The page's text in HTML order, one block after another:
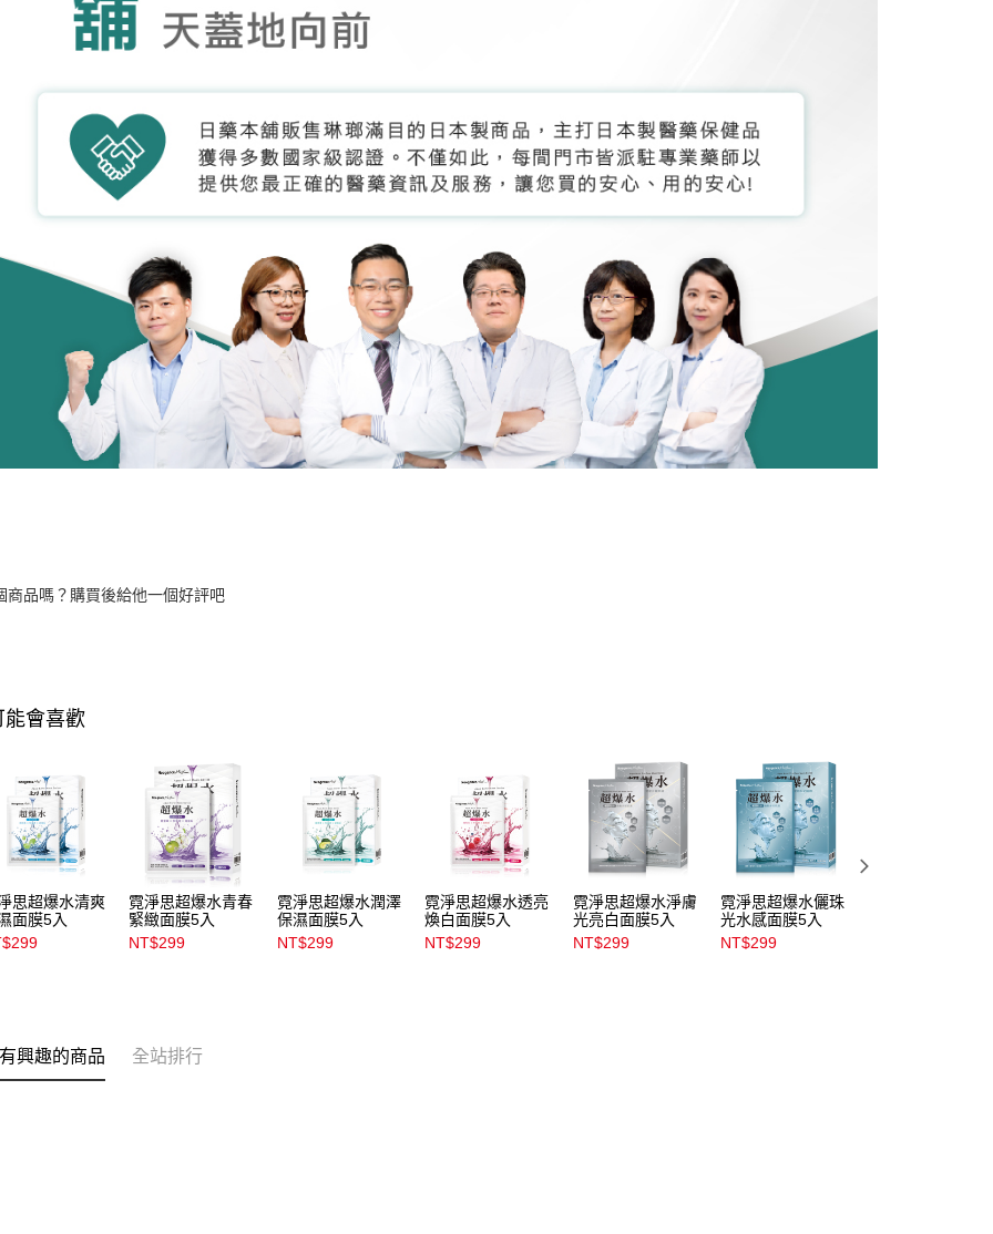
商品嗎？購買後給他一個好評吧
能會喜歡
思超爆水清爽
面膜5入
霓淨思超爆水青春
緊緻面膜5入
NT$299
霓淨思超爆水潤澤
保濕面膜5入
NT$299
霓淨思超爆水透亮
煥白面膜5入
NT$299
霓淨思超爆水淨膚
光亮白面膜5入
NT$299
霓淨思超爆水儷珠
光水感面膜5入
NT$299
興趣的商品 全站排行